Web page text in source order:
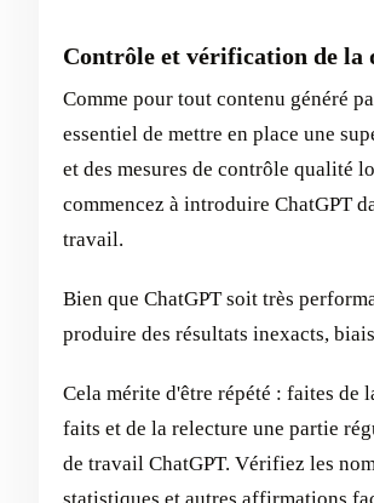
Contrôle et vérification de la
Comme pour tout contenu généré
essentiel de mettre en place une
et des mesures de contrôle qualité
commencez à introduire ChatGPT
travail.
Bien que ChatGPT soit très
produire des résultats inexacts,
Cela mérite d'être répété : faites de
faits et de la relecture une partie
de travail ChatGPT. Vérifiez les
statistiques et autres affirmations